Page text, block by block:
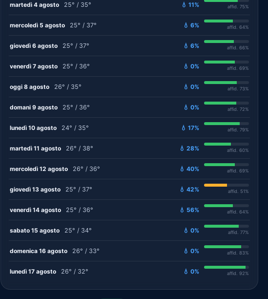
martedì 4 agosto 25° / 35° 💧 11% affid. 75%
mercoledì 5 agosto 25° / 37° 💧 6% affid. 64%
giovedì 6 agosto 25° / 37° 💧 6% affid. 66%
venerdì 7 agosto 25° / 36° 💧 0% affid. 69%
oggi 8 agosto 26° / 35° 💧 0% affid. 73%
domani 9 agosto 25° / 36° 💧 0% affid. 72%
lunedì 10 agosto 24° / 35° 💧 17% affid. 79%
martedì 11 agosto 26° / 38° 💧 28% affid. 60%
mercoledì 12 agosto 26° / 36° 💧 40% affid. 69%
giovedì 13 agosto 25° / 37° 💧 42% affid. 51%
venerdì 14 agosto 25° / 36° 💧 56% affid. 64%
sabato 15 agosto 25° / 34° 💧 0% affid. 77%
domenica 16 agosto 26° / 33° 💧 0% affid. 83%
lunedì 17 agosto 26° / 32° 💧 0% affid. 92%